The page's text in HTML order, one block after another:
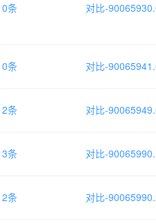
0条 对比-
0条 对比-
2条 对比-
3条 对比-
2条 对比-